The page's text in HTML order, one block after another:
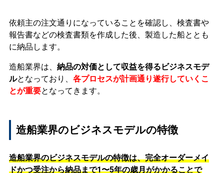
依頼主の注文通りになっていることを確認し、検査書や
報告書などの検査書類を作成した後、製造した船ととも
に納品します。
造船業界は、 納品の対価として収益を得るビジネスモデ
ルとなっており、 各プロセスが計画通り遂行していくこ
とが重要となってきます。
造船業界のビジネスモデルの特徴
造船業界のビジネスモデルの特徴は、完全オーダーメイ
ドかつ受注から納品まで1〜5年の歳月がかかることで